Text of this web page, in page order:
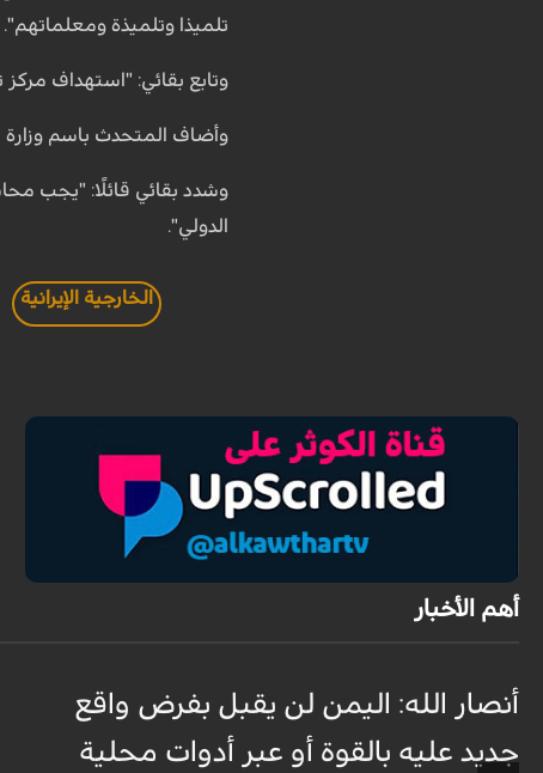
تلميذا وتلميذة ومعلماتهم".
وتابع بقائي: "استهداف
وأضاف المتحدث باسم وزارة
وشدد بقائي قائلًا: "يجب
الدولي".
الخارجية الإيرانية
أهم الأخبار
أنصار الله: اليمن لن يقبل بفرض واقع
جديد عليه بالقوة أو عبر أدوات محلية